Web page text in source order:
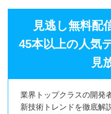
見逃し無料配
45本以上の人気
見
業界トップクラスの開発
新技術トレンドを徹底解